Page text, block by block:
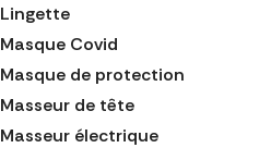
Lingette
Masque Covid
Masque de protection
Masseur de tête
Masseur électrique